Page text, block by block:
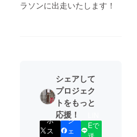
ラソンに出走いたします！
シェアして
プロジェク
トをもっと
応援！
ポ
ス
シ
ェ
Eで